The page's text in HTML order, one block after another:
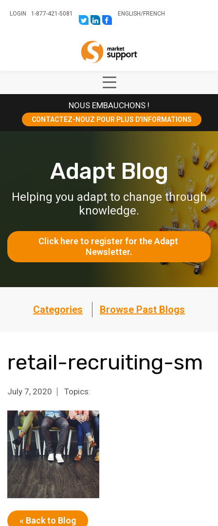
LOGIN
1-877-421-5081
LINK
TO:
LINK
TO:
TRK=BIZ-
COMPANIES-
CYM
LINK
TO:
ENGLISH/FRENCH
Show
Main
Menu
NOUS EMBAUCHONS !
CONTACTEZ-NOUZ POUR PLUS D’INFORMATIONS
Adapt Blog
Helping you adapt to change through
knowledge.
Click here to register for the Adapt
Newsletter.
Categories Browse Past Blogs
retail-recruiting-sm
July 7, 2020 Topics:
« Back to Blog